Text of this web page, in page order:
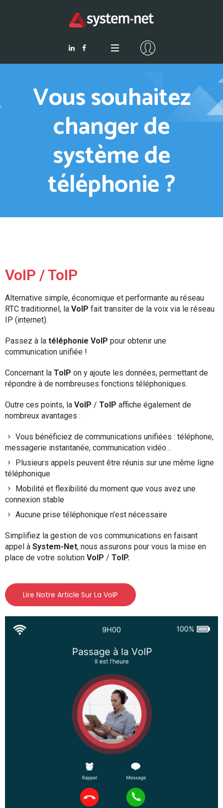
Vous souhaitez
changer de
système de
téléphonie ?
VoIP / ToIP
Alternative simple, économique et performante au réseau
RTC traditionnel, la VoIP fait transiter de la voix via le réseau
IP (internet).
Passez à la téléphonie VoIP pour obtenir une
communication unifiée !
Concernant la ToIP on y ajoute les données, permettant de
répondre à de nombreuses fonctions téléphoniques.
Outre ces points, la VoIP / ToIP affiche également de
nombreux avantages :
Vous bénéficiez de communications unifiées : téléphone,
messagerie instantanée, communication vidéo…
Plusieurs appels peuvent être réunis sur une même ligne
téléphonique
Mobilité et flexibilité du moment que vous avez une
connexion stable
Aucune prise téléphonique n’est nécessaire
Simplifiez la gestion de vos communications en faisant
appel à System-Net, nous assurons pour vous la mise en
place de votre solution VoIP / ToIP.
Lire Notre Article Sur La VoIP